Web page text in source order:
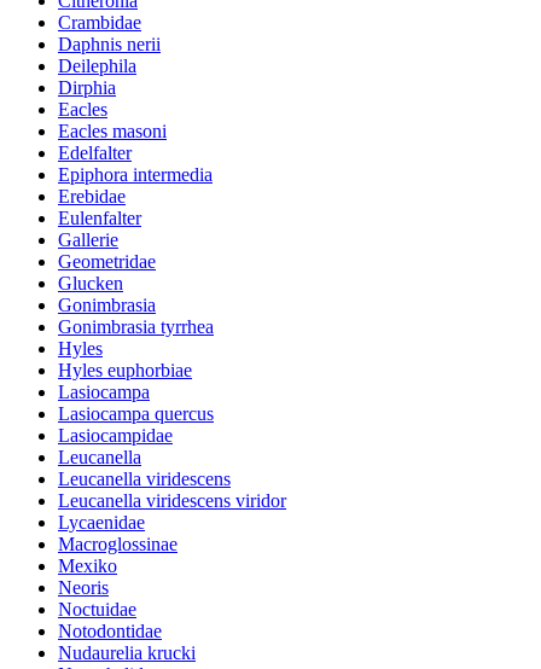
Crambidae
Daphnis nerii
Deilephila
Dirphia
Eacles
Eacles masoni
Edelfalter
Epiphora intermedia
Erebidae
Eulenfalter
Gallerie
Geometridae
Glucken
Gonimbrasia
Gonimbrasia tyrrhea
Hyles
Hyles euphorbiae
Lasiocampa
Lasiocampa quercus
Lasiocampidae
Leucanella
Leucanella viridescens
Leucanella viridescens viridor
Lycaenidae
Macroglossinae
Mexiko
Neoris
Noctuidae
Notodontidae
Nudaurelia krucki